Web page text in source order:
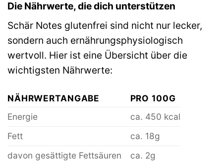
Die Nährwerte, die dich unterstützen
Schär Notes glutenfrei sind nicht nur lecker,
sondern auch ernährungsphysiologisch
wertvoll. Hier ist eine Übersicht über die
wichtigsten Nährwerte:
NÄHRWERTANGABE
PRO 100G
Energie
ca. 450 kcal
Fett
ca. 18g
davon gesättigte Fettsäuren
ca. 2g